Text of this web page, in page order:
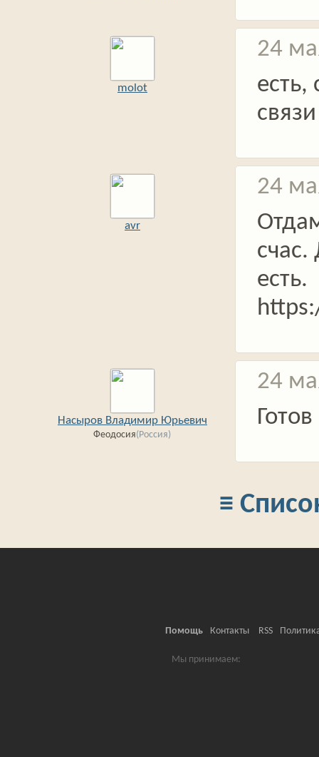
molot
24
есть,
связи
avr
24
счас.
есть.
Насыров Владимир Юрьевич
Феодосия(Россия)
24
≡
Помощь Контакты RSS
Мы принимаем: